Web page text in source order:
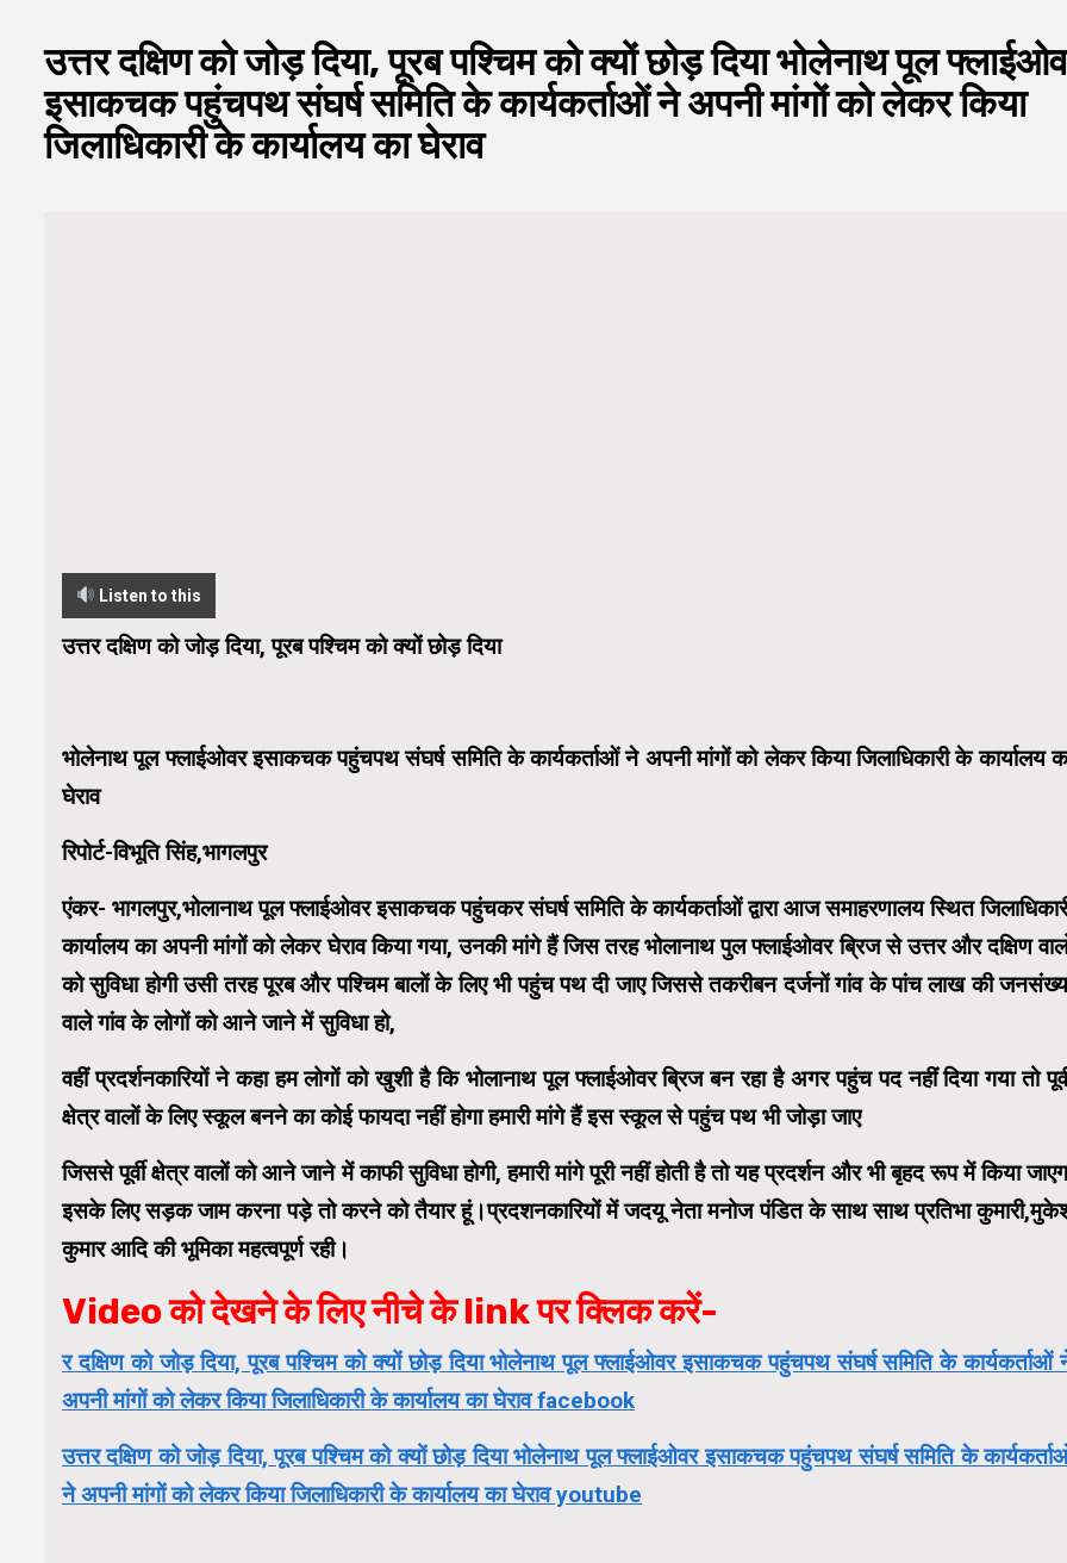
उत्तर दक्षिण को जोड़ दिया, पूरब पश्चिम को क्यों छोड़ दिया भोलेनाथ पूल
इसाकचक पहुंचपथ संघर्ष समिति के कार्यकर्ताओं ने अपनी मांगों को लेकर किया
जिलाधिकारी के कार्यालय का घेराव
Listen to this
उत्तर दक्षिण को जोड़ दिया, पूरब पश्चिम को क्यों छोड़ दिया
भोलेनाथ पूल फ्लाईओवर इसाकचक पहुंचपथ संघर्ष समिति के कार्यकर्ताओं ने अपनी मांगों को लेकर किया जिलाधिकारी के कार्यालय
घेराव
रिपोर्ट-विभूति सिंह,भागलपुर
एंकर- भागलपुर,भोलानाथ पूल फ्लाईओवर इसाकचक पहुंचकर संघर्ष समिति के कार्यकर्ताओं द्वारा आज समाहरणालय स्थित
कार्यालय का अपनी मांगों को लेकर घेराव किया गया, उनकी मांगे हैं जिस तरह भोलानाथ पुल फ्लाईओवर ब्रिज से उत्तर और दक्षिण
को सुविधा होगी उसी तरह पूरब और पश्चिम बालों के लिए भी पहुंच पथ दी जाए जिससे तकरीबन दर्जनों गांव के पांच लाख की
वाले गांव के लोगों को आने जाने में सुविधा हो,
वहीं प्रदर्शनकारियों ने कहा हम लोगों को खुशी है कि भोलानाथ पूल फ्लाईओवर ब्रिज बन रहा है अगर पहुंच पद नहीं दिया गया तो
क्षेत्र वालों के लिए स्कूल बनने का कोई फायदा नहीं होगा हमारी मांगे हैं इस स्कूल से पहुंच पथ भी जोड़ा जाए
जिससे पूर्वी क्षेत्र वालों को आने जाने में काफी सुविधा होगी, हमारी मांगे पूरी नहीं होती है तो यह प्रदर्शन और भी बृहद रूप में किया
इसके लिए सड़क जाम करना पड़े तो करने को तैयार हूं।प्रदशनकारियों में जदयू नेता मनोज पंडित के साथ साथ प्रतिभा
कुमार आदि की भूमिका महत्वपूर्ण रही।
Video को देखने के लिए नीचे के link पर क्लिक करें-
र दक्षिण को जोड़ दिया, पूरब पश्चिम को क्यों छोड़ दिया भोलेनाथ पूल फ्लाईओवर इसाकचक पहुंचपथ संघर्ष समिति के कार्यकर्ताओं
अपनी मांगों को लेकर किया जिलाधिकारी के कार्यालय का घेराव facebook
उत्तर दक्षिण को जोड़ दिया, पूरब पश्चिम को क्यों छोड़ दिया भोलेनाथ पूल फ्लाईओवर इसाकचक पहुंचपथ संघर्ष समिति के
ने अपनी मांगों को लेकर किया जिलाधिकारी के कार्यालय का घेराव youtube